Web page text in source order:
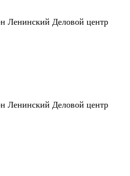
Ленинский Деловой центр
Ленинский Деловой центр